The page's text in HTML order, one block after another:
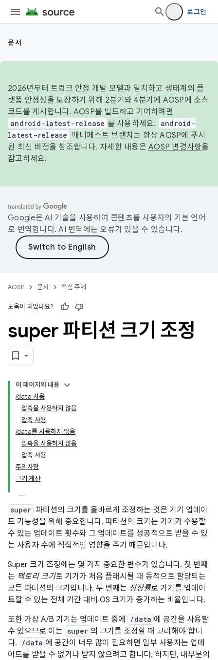
로그인
문서
2026년부터 트렁크 안정 개발 모델과 일치하고 생태계의 플
랫폼 안정성을 보장하기 위해 2분기와 4분기에 AOSP에 소스
코드를 게시합니다. AOSP를 빌드하고 기여하려면
android-latest-release 를 사용하세요.
android-
latest-release
매니페스트 브랜치는 항상 AOSP에 푸시
된 최신 버전을 참조합니다. 자세한 내용은 AOSP 변경사항을
참고하세요.
Google은 AI 기술을 사용하여 콘텐츠를 사용자의 기본 언어
로 번역합니다. AI 번역에는 오류가 있을 수 있습니다.
AOSP 문서 핵심 주제
도움이 되었나요?
super 파티션 크기 조정
이 페이지의 내용
/data 사용
압축을 사용하지 않음
압축 사용
/data를 사용하지 않음
압축을 사용하지 않음
압축 사용
주의사항
크기 계산
super 파티션의 크기를 올바르게 조정하는 것은 기기 업데이
트 가능성을 위해 중요합니다. 파티션의 크기는 기기가 수용할
수 있는 업데이트 횟수와 그 업데이트를 성공적으로 받을 수 있
는 사용자 수에 직접적인 영향을 주기 때문입니다.
Super 크기 조정에는 몇 가지 중요한 변수가 있습니다. 첫 번째
는 팩토리 크기로 기기가 처음 플래시될 때 동적으로 할당되는
모든 파티션의 크기입니다. 두 번째는 성장률로 기기를 업데이
트할 수 있는 전체 기간 대비 OS 크기가 증가하는 비율입니다.
또한 가상 A/B 기기는 업데이트 중에
/data 에 공간을 사용할
수 있으므로 이는 super 의 크기를 조정할 때 고려해야 합니
다.
/data 에 공간이 너무 많이 필요하면 일부 사용자는 업데
이트를 받을 수 없거나 받지 않으려고 합니다. 하지만, 대부분의